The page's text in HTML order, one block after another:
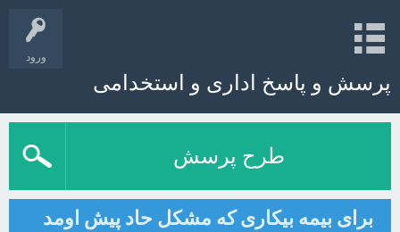
ورود
پرسش و پاسخ اداری و استخدامی
طرح پرسش
برای بیمه بیکاری که مشکل حاد پیش اومد